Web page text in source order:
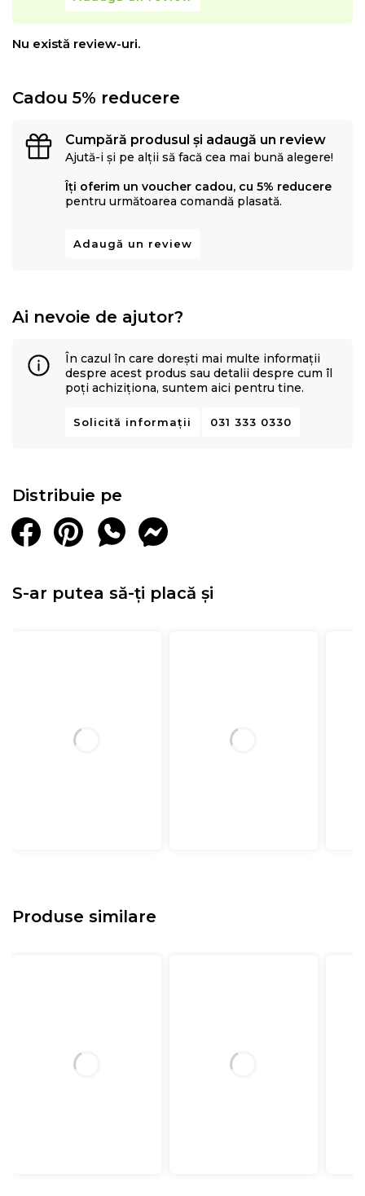
Nu există review-uri.
Cadou 5% reducere
Cumpără produsul și adaugă un review
Ajută-i și pe alții să facă cea mai bună alegere!
Îți oferim un voucher cadou, cu 5% reducere
pentru următoarea comandă plasată.
Adaugă un review
Ai nevoie de ajutor?
În cazul în care dorești mai multe informații
despre acest produs sau detalii despre cum îl
poți achiziționa, suntem aici pentru tine.
Solicită informații 031 333 0330
Distribuie pe
S-ar putea să-ți placă și
Produse similare